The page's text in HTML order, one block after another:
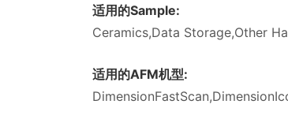
适用的Sample:
Ceramics,Data Storage,Other
适用的AFM机型: